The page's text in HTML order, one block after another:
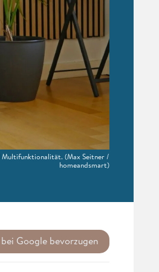
Multifunktionalität.(Max Seitner /
homeandsmart)
Google bevorzugen